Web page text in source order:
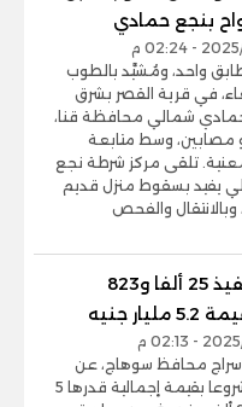
بنجع حمادي
واحد، ومُشيَّد بالطوب
في قرية القصر بشرق
شمالي محافظة قنا،
مصابين، وسط متابعة
تلقى مركز شرطة نجع
يفيد بسقوط منزل قديم
والفحص
محافظ سوهاج: تنفيذ 25 ألفا و823
جنيه
سراج محافظ سوهاج، عن
تنفيذ 25 ألفا و823 مشروعا بقيمة إجمالية قدرها 5